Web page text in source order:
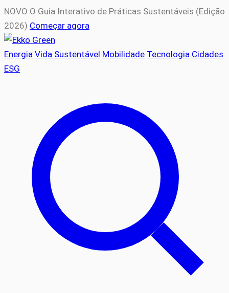
NOVO O Guia Interativo de Práticas Sustentáveis (Edição
2026) Começar agora
Energia Vida Sustentável Mobilidade Tecnologia Cidades
ESG